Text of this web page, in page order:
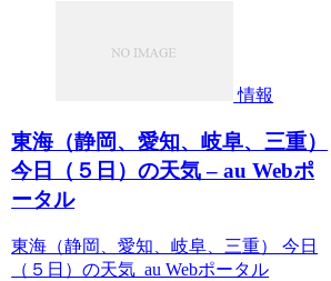
情報
東海（静岡、愛知、岐阜、三重）
今日（５日）の天気 – au Webポ
ータル
東海（静岡、愛知、岐阜、三重） 今日
（５日）の天気 au Webポータル